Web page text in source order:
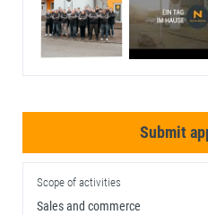
Submit
Scope of activities
Sales and commerce